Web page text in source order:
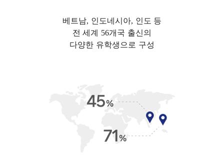
베트남, 인도네시아, 인도 등
전 세계 56개국 출신의
다양한 유학생으로 구성